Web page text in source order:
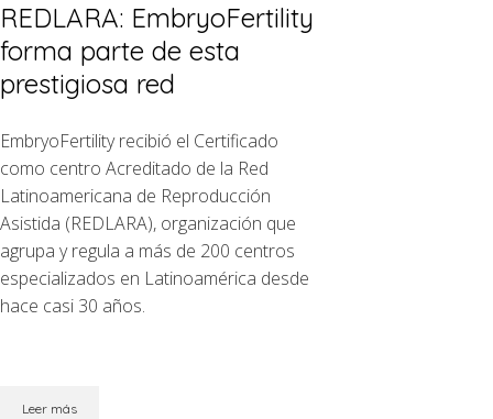
REDLARA: EmbryoFertility
forma parte de esta
prestigiosa red
EmbryoFertility recibió el Certificado
como centro Acreditado de la Red
Latinoamericana de Reproducción
Asistida (REDLARA), organización que
agrupa y regula a más de 200 centros
especializados en Latinoamérica desde
hace casi 30 años.
Leer más